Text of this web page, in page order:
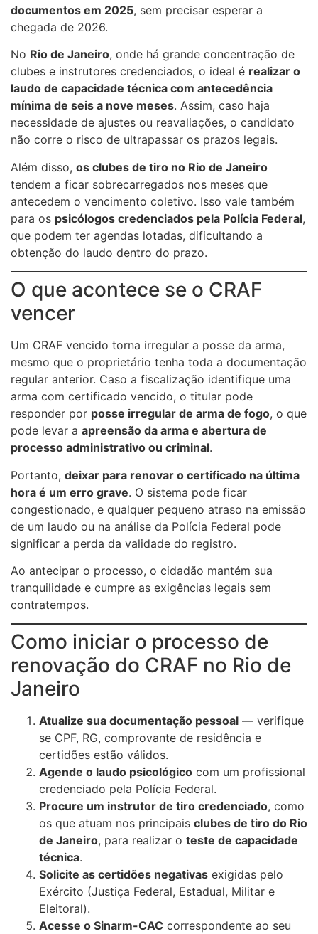
documentos em 2025, sem precisar esperar a
chegada de 2026.
No Rio de Janeiro, onde há grande concentração de
clubes e instrutores credenciados, o ideal é realizar o
laudo de capacidade técnica com antecedência
mínima de seis a nove meses. Assim, caso haja
necessidade de ajustes ou reavaliações, o candidato
não corre o risco de ultrapassar os prazos legais.
Além disso, os clubes de tiro no Rio de Janeiro
tendem a ficar sobrecarregados nos meses que
antecedem o vencimento coletivo. Isso vale também
para os psicólogos credenciados pela Polícia Federal,
que podem ter agendas lotadas, dificultando a
obtenção do laudo dentro do prazo.
O que acontece se o CRAF
vencer
Um CRAF vencido torna irregular a posse da arma,
mesmo que o proprietário tenha toda a documentação
regular anterior. Caso a fiscalização identifique uma
arma com certificado vencido, o titular pode
responder por posse irregular de arma de fogo, o que
pode levar a apreensão da arma e abertura de
processo administrativo ou criminal.
Portanto, deixar para renovar o certificado na última
hora é um erro grave. O sistema pode ficar
congestionado, e qualquer pequeno atraso na emissão
de um laudo ou na análise da Polícia Federal pode
significar a perda da validade do registro.
Ao antecipar o processo, o cidadão mantém sua
tranquilidade e cumpre as exigências legais sem
contratempos.
Como iniciar o processo de
renovação do CRAF no Rio de
Janeiro
Atualize sua documentação pessoal — verifique
se CPF, RG, comprovante de residência e
certidões estão válidos.
Agende o laudo psicológico com um profissional
credenciado pela Polícia Federal.
Procure um instrutor de tiro credenciado, como
os que atuam nos principais clubes de tiro do Rio
de Janeiro, para realizar o teste de capacidade
técnica.
Solicite as certidões negativas exigidas pelo
Exército (Justiça Federal, Estadual, Militar e
Eleitoral).
Acesse o Sinarm-CAC correspondente ao seu